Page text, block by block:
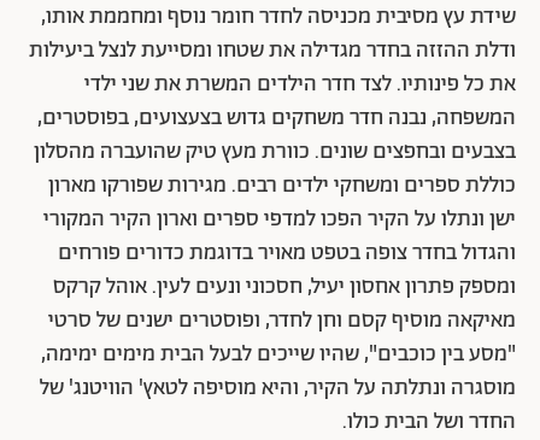
שידת עץ מסיבית מכניסה לחדר חומר נוסף ומחממת אותו,
ודלת ההזזה בחדר מגדילה את שטחו ומסייעת לנצל ביעילות
את כל פינותיו. לצד חדר הילדים המשרת את שני ילדי
המשפחה, נבנה חדר משחקים גדוש בצעצועים, בפוסטרים,
בצבעים ובחפצים שונים. כוורת מעץ טיק שהועברה מהסלון
כוללת ספרים ומשחקי ילדים רבים. מגירות שפורקו מארון
ישן ונתלו על הקיר הפכו למדפי ספרים וארון הקיר המקורי
והגדול בחדר צופה בטפט מאויר בדוגמת כדורים פורחים
ומספק פתרון אחסון יעיל, חסכוני ונעים לעין. אוהל קרקס
מאיקאה מוסיף קסם וחן לחדר, ופוסטרים ישנים של סרטי
"מסע בין כוכבים", שהיו שייכים לבעל הבית מימים ימימה,
מוסגרה ונתלתה על הקיר, והיא מוסיפה לטאץ' הוויטנג' של
החדר ושל הבית כולו.